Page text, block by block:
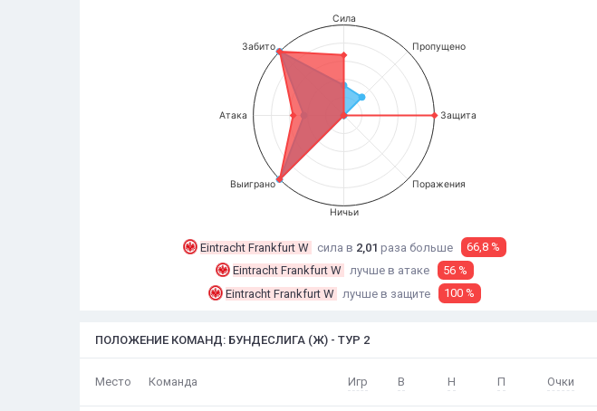
Сила
Пропущено
Защита
Поражения
Ничьи
Выиграно
Атака
Забито
Eintracht Frankfurt W сила в 2,01 раза больше
66,8 %
Eintracht Frankfurt W лучше в атаке
56 %
Eintracht Frankfurt W
лучше в защите 100 %
ПОЛОЖЕНИЕ КОМАНД: БУНДЕСЛИГА (Ж) - ТУР 2
Место Команда Игр В Н П Очки